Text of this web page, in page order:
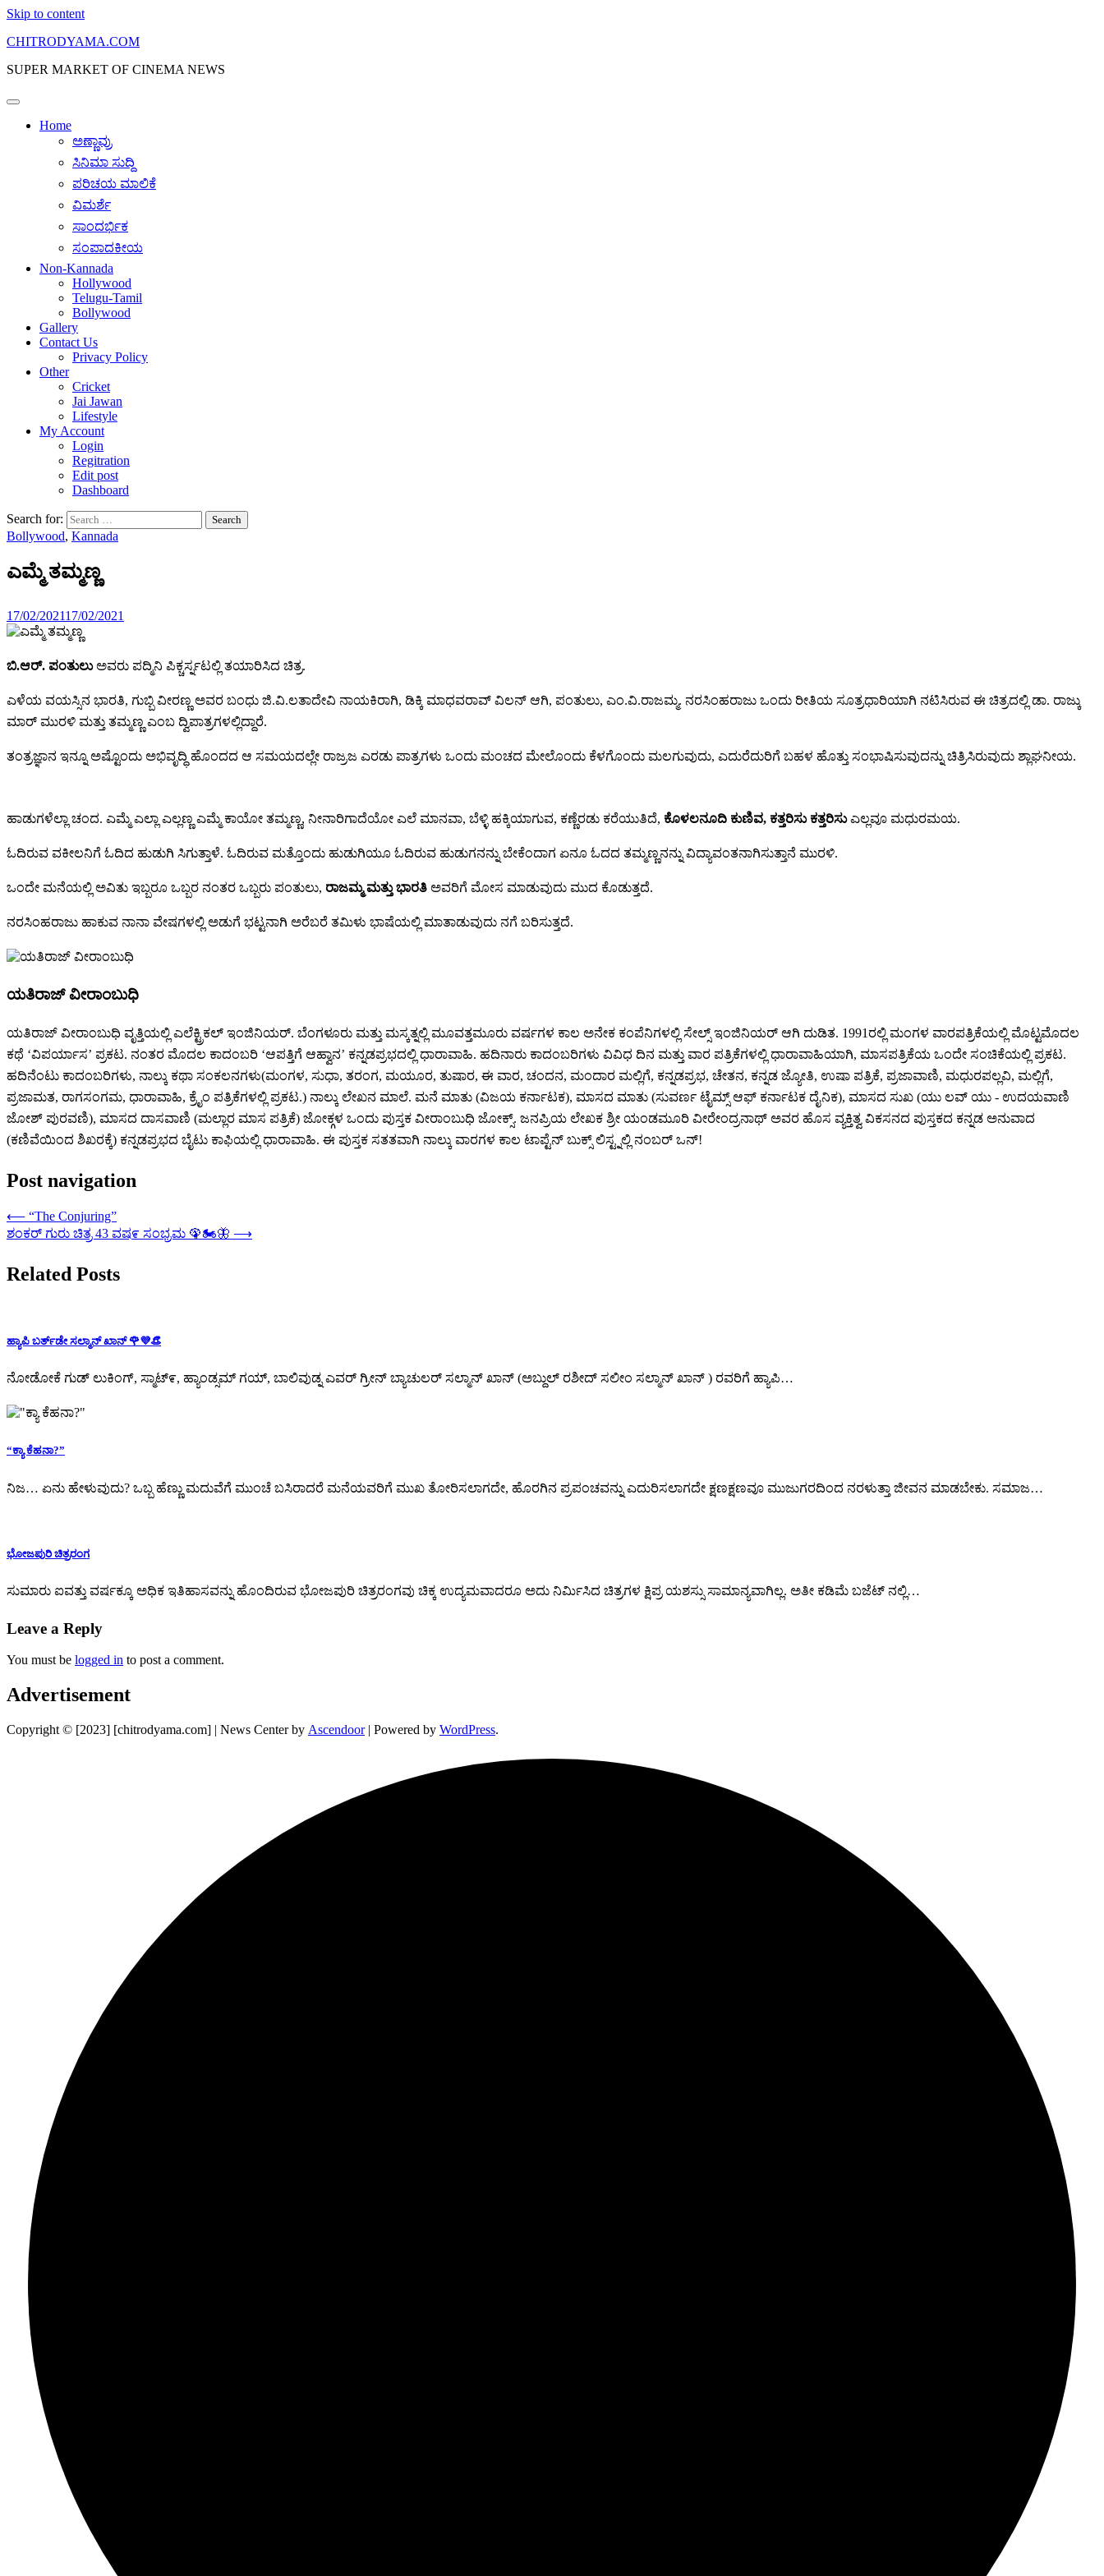
Skip to content
CHITRODYAMA.COM
SUPER MARKET OF CINEMA NEWS
Home
ಅಣ್ಣಾವ್ರು
ಸಿನಿಮಾ ಸುದ್ದಿ
ಪರಿಚಯ ಮಾಲಿಕೆ
ವಿಮರ್ಶೆ
ಸಾಂದರ್ಭಿಕ
ಸಂಪಾದಕೀಯ
Non-Kannada
Hollywood
Telugu-Tamil
Bollywood
Gallery
Contact Us
Privacy Policy
Other
Cricket
Jai Jawan
Lifestyle
My Account
Login
Regitration
Edit post
Dashboard
Search for:
Bollywood, Kannada
ಎಮ್ಮೆ ತಮ್ಮಣ್ಣ
17/02/202117/02/2021
ಬಿ.ಆರ್. ಪಂತುಲುಅವರು ಪದ್ಮಿನಿ ಪಿಕ್ಚರ್ಸ್ನಟಲ್ಲಿ ತಯಾರಿಸಿದ ಚಿತ್ರ.
ಎಳೆಯ ವಯಸ್ಸಿನ ಭಾರತಿ, ಗುಬ್ಬಿ ವೀರಣ್ಣ ಅವರ ಬಂಧು ಜಿ.ವಿ.ಲತಾದೇವಿ ನಾಯಕಿರಾಗಿ, ಡಿಕ್ಕಿ ಮಾಧವರಾವ್ ವಿಲನ್ ಆಗಿ, ಪಂತುಲು, ಎಂ.ವಿ.ರಾಜಮ್ಮ. ನರಸಿಂಹರಾಜು ಒಂದು ರೀತಿಯ ಸೂತ್ರಧಾರಿಯಾಗಿ ನಟಿಸಿರುವ ಈ ಚಿತ್ರದಲ್ಲಿ ಡಾ. ರಾಜ್ಕು
ಮಾರ್ ಮುರಳಿ ಮತ್ತು ತಮ್ಮಣ್ಣ ಎಂಬ ದ್ವಿಪಾತ್ರಗಳಲ್ಲಿದ್ದಾರೆ.
ತಂತ್ರಜ್ಞಾನ ಇನ್ನೂ ಅಷ್ಟೊಂದು ಅಭಿವೃದ್ಧಿ ಹೊಂದದ ಆ ಸಮಯದಲ್ಲೇ ರಾಜ್ರಜ ಎರಡು ಪಾತ್ರಗಳು ಒಂದು ಮಂಚದ ಮೇಲೊಂದು ಕೆಳಗೊಂದು ಮಲಗುವುದು, ಎದುರೆದುರಿಗೆ ಬಹಳ ಹೊತ್ತು ಸಂಭಾಷಿಸುವುದನ್ನು ಚಿತ್ರಿಸಿರುವುದು ಶ್ಲಾಘನೀಯ.
ಹಾಡುಗಳೆಲ್ಲಾ ಚಂದ. ಎಮ್ಮೆ ಎಲ್ಲಾ ಎಲ್ಲಣ್ಣ ಎಮ್ಮೆ ಕಾಯೋ ತಮ್ಮಣ್ಣ, ನೀನಾರಿಗಾದೆಯೋ ಎಲೆ ಮಾನವಾ, ಬೆಳ್ಳಿ ಹಕ್ಕಿಯಾಗುವ, ಕಣ್ಣೆರಡು ಕರೆಯುತಿದೆ, ಕೊಳಲನೂದಿ ಕುಣಿವ, ಕತ್ತರಿಸು ಕತ್ತರಿಸುಎಲ್ಲವೂ ಮಧುರಮಯ.
ಓದಿರುವ ವಕೀಲನಿಗೆ ಓದಿದ ಹುಡುಗಿ ಸಿಗುತ್ತಾಳೆ. ಓದಿರುವ ಮತ್ತೊಂದು ಹುಡುಗಿಯೂ ಓದಿರುವ ಹುಡುಗನನ್ನು ಬೇಕೆಂದಾಗ ಏನೂ ಓದದ ತಮ್ಮಣ್ಣನನ್ನು ವಿದ್ಯಾವಂತನಾಗಿಸುತ್ತಾನೆ ಮುರಳಿ.
ಒಂದೇ ಮನೆಯಲ್ಲಿ ಅವಿತು ಇಬ್ಬರೂ ಒಬ್ಬರ ನಂತರ ಒಬ್ಬರು ಪಂತುಲು, ರಾಜಮ್ಮ ಮತ್ತು ಭಾರತಿ ಅವರಿಗೆ ಮೋಸ ಮಾಡುವುದು ಮುದ ಕೊಡುತ್ತದೆ.
ನರಸಿಂಹರಾಜು ಹಾಕುವ ನಾನಾ ವೇಷಗಳಲ್ಲಿ ಅಡುಗೆ ಭಟ್ಟನಾಗಿ ಅರೆಬರೆ ತಮಿಳು ಭಾಷೆಯಲ್ಲಿ ಮಾತಾಡುವುದು ನಗೆ ಬರಿಸುತ್ತದೆ.
ಯತಿರಾಜ್ ವೀರಾಂಬುಧಿ
ಯತಿರಾಜ್ ವೀರಾಂಬುಧಿ ವೃತ್ತಿಯಲ್ಲಿ ಎಲೆಕ್ಟ್ರಿಕಲ್ ಇಂಜಿನಿಯರ್. ಬೆಂಗಳೂರು ಮತ್ತು ಮಸ್ಕತ್ನಲ್ಲಿ ಮೂವತ್ತಮೂರು ವರ್ಷಗಳ ಕಾಲ ಅನೇಕ ಕಂಪೆನಿಗಳಲ್ಲಿ ಸೇಲ್ಸ್ ಇಂಜಿನಿಯರ್ ಆಗಿ ದುಡಿತ. 1991ರಲ್ಲಿ ಮಂಗಳ ವಾರಪತ್ರಿಕೆಯಲ್ಲಿ ಮೊಟ್ಟಮೊದಲ
ಕಥೆ ‘ವಿಪರ್ಯಾಸ’ ಪ್ರಕಟ. ನಂತರ ಮೊದಲ ಕಾದಂಬರಿ ‘ಆಪತ್ತಿಗೆ ಆಹ್ವಾನ’ ಕನ್ನಡಪ್ರಭದಲ್ಲಿ ಧಾರಾವಾಹಿ. ಹದಿನಾರು ಕಾದಂಬರಿಗಳು ವಿವಿಧ ದಿನ ಮತ್ತು ವಾರ ಪತ್ರಿಕೆಗಳಲ್ಲಿ ಧಾರಾವಾಹಿಯಾಗಿ, ಮಾಸಪತ್ರಿಕೆಯ ಒಂದೇ ಸಂಚಿಕೆಯಲ್ಲಿ ಪ್ರಕಟ.
ಹದಿನೆಂಟು ಕಾದಂಬರಿಗಳು, ನಾಲ್ಕು ಕಥಾ ಸಂಕಲನಗಳು(ಮಂಗಳ, ಸುಧಾ, ತರಂಗ, ಮಯೂರ, ತುಷಾರ, ಈ ವಾರ, ಚಂದನ, ಮಂದಾರ ಮಲ್ಲಿಗೆ, ಕನ್ನಡಪ್ರಭ, ಚೇತನ, ಕನ್ನಡ ಜ್ಯೋತಿ, ಉಷಾ ಪತ್ರಿಕೆ, ಪ್ರಜಾವಾಣಿ, ಮಧುರಪಲ್ಲವಿ, ಮಲ್ಲಿಗೆ,
ಪ್ರಜಾಮತ, ರಾಗಸಂಗಮ, ಧಾರಾವಾಹಿ, ಕ್ರೈಂ ಪತ್ರಿಕೆಗಳಲ್ಲಿ ಪ್ರಕಟ.) ನಾಲ್ಕು ಲೇಖನ ಮಾಲೆ. ಮನೆ ಮಾತು (ವಿಜಯ ಕರ್ನಾಟಕ), ಮಾಸದ ಮಾತು (ಸುವರ್ಣ ಟೈಮ್ಸ್ ಆಫ್ ಕರ್ನಾಟಕ ದೈನಿಕ), ಮಾಸದ ಸುಖ (ಯು ಲವ್ ಯು - ಉದಯವಾಣಿ
ಜೋಶ್ ಪುರವಣಿ), ಮಾಸದ ದಾಸವಾಣಿ (ಮಲ್ಲಾರ ಮಾಸ ಪತ್ರಿಕೆ) ಜೋಕ್ಗಳ ಒಂದು ಪುಸ್ತಕ ವೀರಾಂಬುಧಿ ಜೋಕ್ಸ್. ಜನಪ್ರಿಯ ಲೇಖಕ ಶ್ರೀ ಯಂಡಮೂರಿ ವೀರೇಂದ್ರನಾಥ್ ಅವರ ಹೊಸ ವ್ಯಕ್ತಿತ್ವ ವಿಕಸನದ ಪುಸ್ತಕದ ಕನ್ನಡ ಅನುವಾದ
(ಕಣಿವೆಯಿಂದ ಶಿಖರಕ್ಕೆ) ಕನ್ನಡಪ್ರಭದ ಬೈಟು ಕಾಫಿಯಲ್ಲಿ ಧಾರಾವಾಹಿ. ಈ ಪುಸ್ತಕ ಸತತವಾಗಿ ನಾಲ್ಕು ವಾರಗಳ ಕಾಲ ಟಾಪ್ಟೆನ್ ಬುಕ್ಸ್ ಲಿಸ್ಟ್ನಲ್ಲಿ ನಂಬರ್ ಒನ್!
Post navigation
⟵ “The Conjuring”
ಶಂಕರ್ ಗುರು ಚಿತ್ರ 43 ವಷ೯ ಸಂಭ್ರಮ 🦚🏍🦋 ⟶
Related Posts
ಹ್ಯಾಪಿ ಬರ್ತ್‌ಡೇ ಸಲ್ಮಾನ್ ಖಾನ್ 🌹💜👒
ನೋಡೋಕೆ ಗುಡ್ ಲುಕಿಂಗ್, ಸ್ಮಾಟ್೯, ಹ್ಯಾಂಡ್ಸಮ್ ಗಯ್, ಬಾಲಿವುಡ್ನ ಎವರ್ ಗ್ರೀನ್ ಬ್ಯಾಚುಲರ್ ಸಲ್ಮಾನ್ ಖಾನ್ (ಅಬ್ದುಲ್ ರಶೀದ್ ಸಲೀಂ ಸಲ್ಮಾನ್ ಖಾನ್ ) ರವರಿಗೆ ಹ್ಯಾಪಿ…
“ಕ್ಯಾ ಕೆಹನಾ?”
ನಿಜ… ಏನು ಹೇಳುವುದು? ಒಬ್ಬ ಹೆಣ್ಣು ಮದುವೆಗೆ ಮುಂಚೆ ಬಸಿರಾದರೆ ಮನೆಯವರಿಗೆ ಮುಖ ತೋರಿಸಲಾಗದೇ, ಹೊರಗಿನ ಪ್ರಪಂಚವನ್ನು ಎದುರಿಸಲಾಗದೇ ಕ್ಷಣಕ್ಷಣವೂ ಮುಜುಗರದಿಂದ ನರಳುತ್ತಾ ಜೀವನ ಮಾಡಬೇಕು. ಸಮಾಜ…
ಭೋಜಪುರಿ ಚಿತ್ರರಂಗ
ಸುಮಾರು ಐವತ್ತು ವರ್ಷಕ್ಕೂ ಅಧಿಕ ಇತಿಹಾಸವನ್ನು ಹೊಂದಿರುವ ಭೋಜಪುರಿ ಚಿತ್ರರಂಗವು ಚಿಕ್ಕ ಉದ್ಯಮವಾದರೂ ಅದು ನಿರ್ಮಿಸಿದ ಚಿತ್ರಗಳ ಕ್ಷಿಪ್ರ ಯಶಸ್ಸು ಸಾಮಾನ್ಯವಾಗಿಲ್ಲ. ಅತೀ ಕಡಿಮೆ ಬಜೆಟ್ ನಲ್ಲಿ…
Leave a Reply
You must be logged in to post a comment.
Advertisement
Copyright © [2023] [chitrodyama.com] | News Center by Ascendoor| Powered by WordPress.